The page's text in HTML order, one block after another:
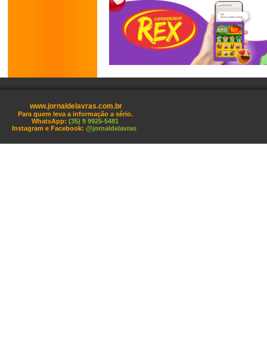
www.jornaldelavras.com.br
Para quem leva a informação a sério.
WhatsApp: (35) 9 9925-5481
Instagram e Facebook: @jornaldelavras